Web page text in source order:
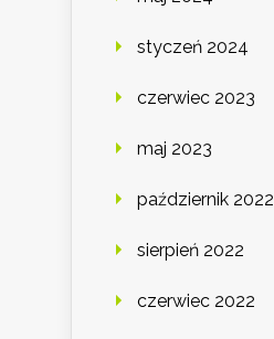
styczeń 2024
czerwiec 2023
maj 2023
październik 2022
sierpień 2022
czerwiec 2022